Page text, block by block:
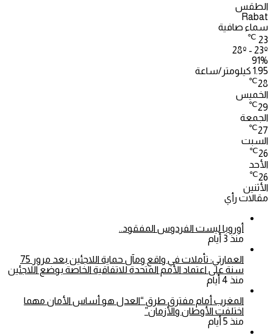
الطقس
Rabat
سماء صافية
23
℃
28º - 23º
91%
1.95 كيلومتر/ساعة
28
℃
الخميس
29
℃
الجمعة
27
℃
السبت
26
℃
الأحد
26
℃
الأثنين
مقالات رأي
أوروبا ليست الفردوس المفقود..
منذ 3 أيام
العمارتي: تأملات في واقع ومآل حماية اللاجئين بعد مرور 75
سنة على اعتماد الأمم المتحدة للاتفاقية الخاصة بوضع اللاجئين
منذ 4 أيام
المغرب أمام مفترق طرق “العدل هو أساس الأمان مهما
اختلفت الأوطان والأزمان”
منذ 5 أيام